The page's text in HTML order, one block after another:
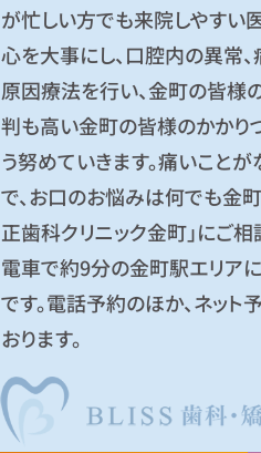
が忙しい方でも来院しやすい
心を大事にし、口腔内の異常
原因療法を行い、金町の皆様
判も高い金町の皆様のかかり
う努めていきます。痛いこと
で、お口のお悩みは何でも金
正歯科クリニック金町」にご
電車で約9分の金町駅エリア
です。電話予約のほか、ネッ
おります。